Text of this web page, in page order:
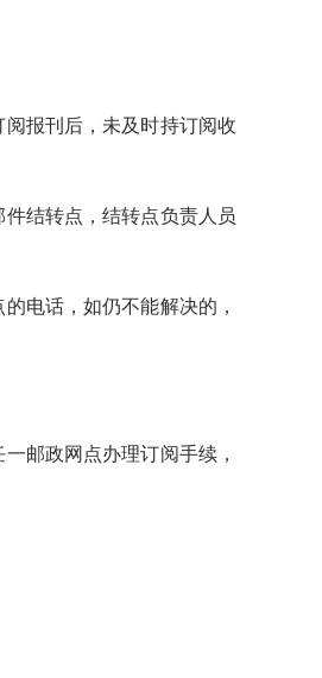
报刊后，未及时持订阅收
结转点，结转点负责人员
电话，如仍不能解决的，
邮政网点办理订阅手续，